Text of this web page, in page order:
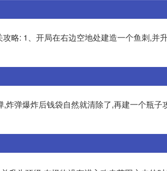
略: 1、开局在右边空地处建造一个鱼刺,并
弹爆炸后钱袋自然就清除了,再建一个瓶子